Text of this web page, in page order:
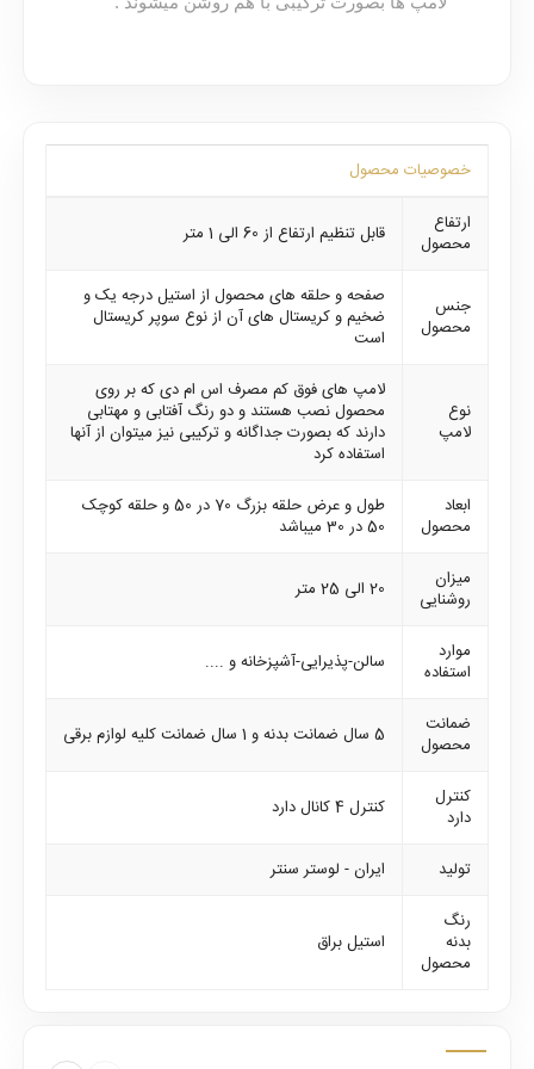
خصوصیات محصول
ارتفاع
محصول
قابل تنظیم ارتفاع از 60 الی 1 متر
جنس
محصول
صفحه و حلقه های محصول از استیل درجه یک و
ضخیم و کریستال های آن از نوع سوپر کریستال
است
نوع
لامپ
لامپ های فوق کم مصرف اس ام دی که بر روی
محصول نصب هستند و دو رنگ آفتابی و مهتابی
دارند که بصورت جداگانه و ترکیبی نیز میتوان از آنها
استفاده کرد
ابعاد
محصول
طول و عرض حلقه بزرگ 70 در 50 و حلقه کوچک
50 در 30 میباشد
میزان
روشنایی
20 الی 25 متر
موارد
استفاده
سالن-پذیرایی-آشپزخانه و ....
ضمانت
محصول
5 سال ضمانت بدنه و 1 سال ضمانت کلیه لوازم برقی
کنترل
دارد
کنترل 4 کانال دارد
تولید
ایران - لوستر سنتر
رنگ
بدنه
محصول
استیل براق